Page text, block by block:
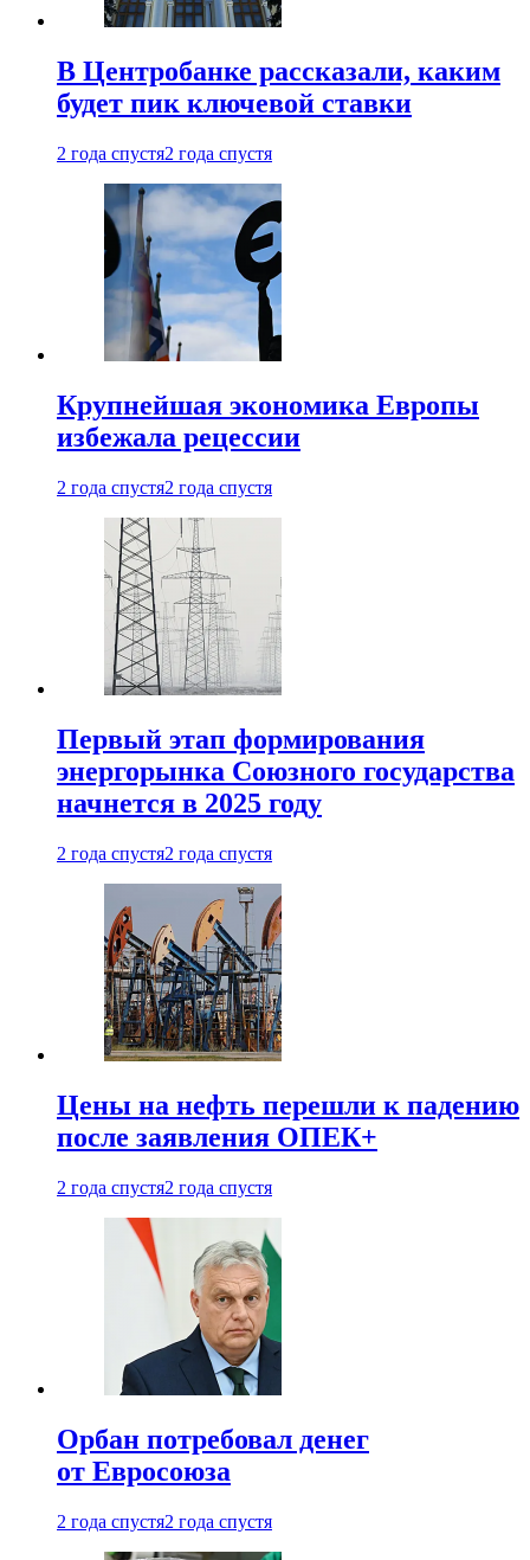
В Центробанке рассказали, каким
будет пик ключевой ставки
2 года спустя2 года спустя
Крупнейшая экономика Европы
избежала рецессии
2 года спустя2 года спустя
Первый этап формирования
энергорынка Союзного государства
начнется в 2025 году
2 года спустя2 года спустя
Цены на нефть перешли к падению
после заявления ОПЕК+
2 года спустя2 года спустя
Орбан потребовал денег
от Евросоюза
2 года спустя2 года спустя